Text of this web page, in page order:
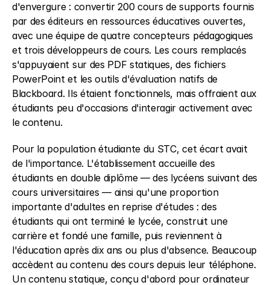
d'envergure : convertir 200 cours de supports fournis
par des éditeurs en ressources éducatives ouvertes,
avec une équipe de quatre concepteurs pédagogiques
et trois développeurs de cours. Les cours remplacés
s'appuyaient sur des PDF statiques, des fichiers
PowerPoint et les outils d'évaluation natifs de
Blackboard. Ils étaient fonctionnels, mais offraient aux
étudiants peu d'occasions d'interagir activement avec
le contenu.
Pour la population étudiante du STC, cet écart avait
de l'importance. L'établissement accueille des
étudiants en double diplôme — des lycéens suivant des
cours universitaires — ainsi qu'une proportion
importante d'adultes en reprise d'études : des
étudiants qui ont terminé le lycée, construit une
carrière et fondé une famille, puis reviennent à
l'éducation après dix ans ou plus d'absence. Beaucoup
accèdent au contenu des cours depuis leur téléphone.
Un contenu statique, conçu d'abord pour ordinateur